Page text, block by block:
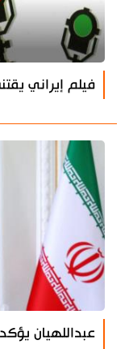
فيلم إيراني
عبداللهيان